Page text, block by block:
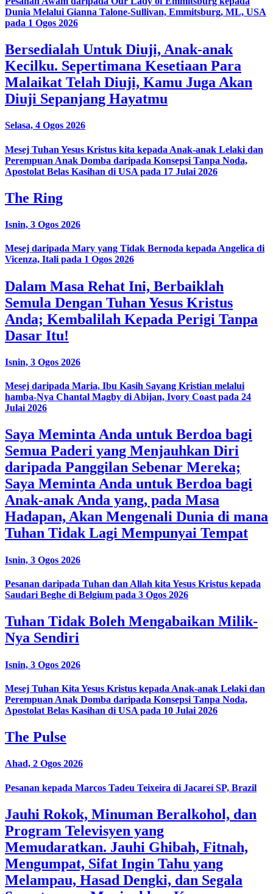
Dunia Melalui Gianna Talone-Sullivan, Emmitsburg, ML, USA
pada 1 Ogos 2026
Bersedialah Untuk Diuji, Anak-anak
Kecilku. Sepertimana Kesetiaan Para
Malaikat Telah Diuji, Kamu Juga Akan
Diuji Sepanjang Hayatmu
Selasa, 4 Ogos 2026
Mesej Tuhan Yesus Kristus kita kepada Anak-anak Lelaki dan
Perempuan Anak Domba daripada Konsepsi Tanpa Noda,
Apostolat Belas Kasihan di USA pada 17 Julai 2026
The Ring
Isnin, 3 Ogos 2026
Mesej daripada Mary yang Tidak Bernoda kepada Angelica di
Vicenza, Itali pada 1 Ogos 2026
Dalam Masa Rehat Ini, Berbaiklah
Semula Dengan Tuhan Yesus Kristus
Anda; Kembalilah Kepada Perigi Tanpa
Dasar Itu!
Isnin, 3 Ogos 2026
Mesej daripada Maria, Ibu Kasih Sayang Kristian melalui
hamba-Nya Chantal Magby di Abijan, Ivory Coast pada 24
Julai 2026
Saya Meminta Anda untuk Berdoa bagi
Semua Paderi yang Menjauhkan Diri
daripada Panggilan Sebenar Mereka;
Saya Meminta Anda untuk Berdoa bagi
Anak-anak Anda yang, pada Masa
Hadapan, Akan Mengenali Dunia di mana
Tuhan Tidak Lagi Mempunyai Tempat
Isnin, 3 Ogos 2026
Pesanan daripada Tuhan dan Allah kita Yesus Kristus kepada
Saudari Beghe di Belgium pada 3 Ogos 2026
Tuhan Tidak Boleh Mengabaikan Milik-
Nya Sendiri
Isnin, 3 Ogos 2026
Mesej Tuhan Kita Yesus Kristus kepada Anak-anak Lelaki dan
Perempuan Anak Domba daripada Konsepsi Tanpa Noda,
Apostolat Belas Kasihan di USA pada 10 Julai 2026
The Pulse
Ahad, 2 Ogos 2026
Pesanan kepada Marcos Tadeu Teixeira di Jacareí SP, Brazil
Jauhi Rokok, Minuman Beralkohol, dan
Program Televisyen yang
Memudaratkan. Jauhi Ghibah, Fitnah,
Mengumpat, Sifat Ingin Tahu yang
Melampau, Hasad Dengki, dan Segala